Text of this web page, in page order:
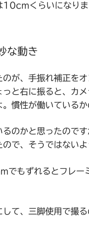
10cmくらいになり
な動き
のが、手振れ補正を
と右に振ると、カ
慣性が働いている
のかと思ったので
ので、そうではない
でもずれるとフレー
て、三脚使用で撮